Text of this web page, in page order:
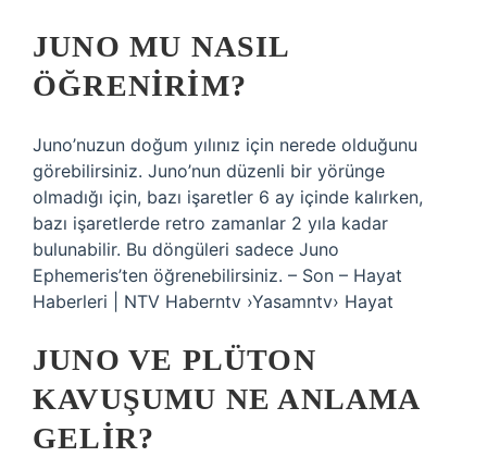
JUNO MU NASIL
ÖĞRENIRIM?
Juno’nuzun doğum yılınız için nerede olduğunu
görebilirsiniz. Juno’nun düzenli bir yörünge
olmadığı için, bazı işaretler 6 ay içinde kalırken,
bazı işaretlerde retro zamanlar 2 yıla kadar
bulunabilir. Bu döngüleri sadece Juno
Ephemeris’ten öğrenebilirsiniz. – Son – Hayat
Haberleri | NTV Haberntv ›Yasamntv› Hayat
JUNO VE PLÜTON
KAVUŞUMU NE ANLAMA
GELIR?